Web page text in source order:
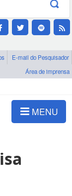
E-mail do Pesquisador
Área de imprensa
MENU